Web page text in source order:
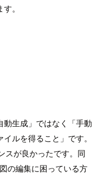
。
生成」ではなく「手動
ルを得ること」です。
スが良かったです。同
の編集に困っている方